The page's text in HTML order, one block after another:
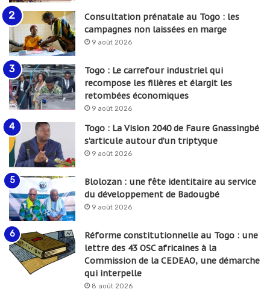
Consultation prénatale au Togo : les
campagnes non laissées en marge
9 août 2026
Togo : Le carrefour industriel qui
recompose les filières et élargit les
retombées économiques
9 août 2026
Togo : La Vision 2040 de Faure Gnassingbé
s’articule autour d’un triptyque
9 août 2026
Blolozan : une fête identitaire au service
du développement de Badougbé
9 août 2026
Réforme constitutionnelle au Togo : une
lettre des 43 OSC africaines à la
Commission de la CEDEAO, une démarche
qui interpelle
8 août 2026